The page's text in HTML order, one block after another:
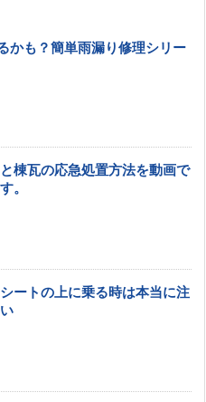
かも？簡単雨漏り修理シリー
棟瓦の応急処置方法を動画で
。
ートの上に乗る時は本当に注